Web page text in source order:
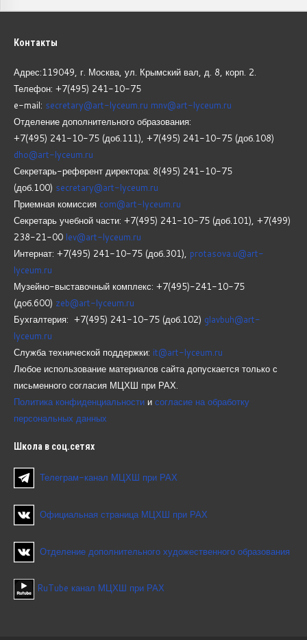
Контакты
Адрес:119049, г. Москва, ул. Крымский вал, д. 8, корп. 2.
Телефон: +7(495) 241-10-75
e-mail: secretary@art-lyceum.ru mnv@art-lyceum.ru
Отделение дополнительного образования:
+7(495) 241-10-75 (доб.111), +7(495) 241-10-75 (доб.108)
dho@art-lyceum.ru
Секретарь-референт директора: 8(495) 241-10-75
(доб.100) secretary@art-lyceum.ru
Приемная комиссия com@art-lyceum.ru
Секретарь учебной части: +7(495) 241-10-75 (доб.101), +7(499)
238-21-00 lev@art-lyceum.ru
Интернат: +7(495) 241-10-75 (доб.301), protasova.u@art-
lyceum.ru
Музейно-выставочный комплекс: +7(495)-241-10-75
(доб.600) zeb@art-lyceum.ru
Бухгалтерия: +7(495) 241-10-75 (доб.102) glavbuh@art-
lyceum.ru
Служба технической поддержки: it@art-lyceum.ru
Любое использование материалов сайта допускается только с
письменного согласия МЦХШ при РАХ.
Политика конфиденциальности и согласие на обработку
персональных данных
Школа в соц.сетях
Телеграм-канал МЦХШ при РАХ
Официальная страница МЦХШ при РАХ
Отделение дополнительного художественного образования
RuTube канал МЦХШ при РАХ